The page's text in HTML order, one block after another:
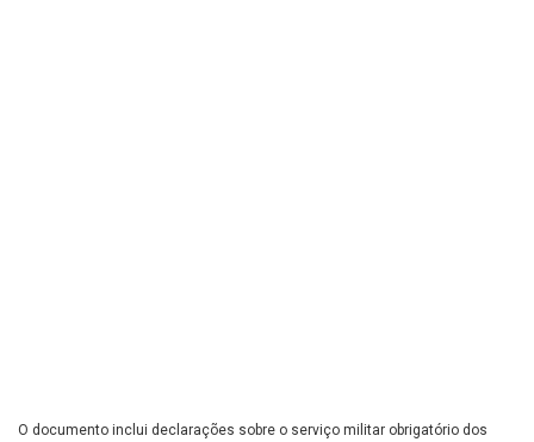
O documento inclui declarações sobre o serviço militar obrigatório dos